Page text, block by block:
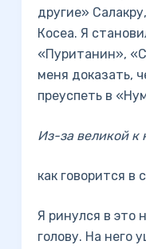
другие»
Косеа. Я
«Пуританин»,
меня доказать,
преуспеть в
Из-за великой к
как говорится в
Я ринулся в это
голову. На него